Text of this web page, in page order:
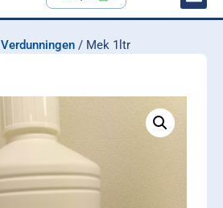
Verdunningen / Mek 1ltr